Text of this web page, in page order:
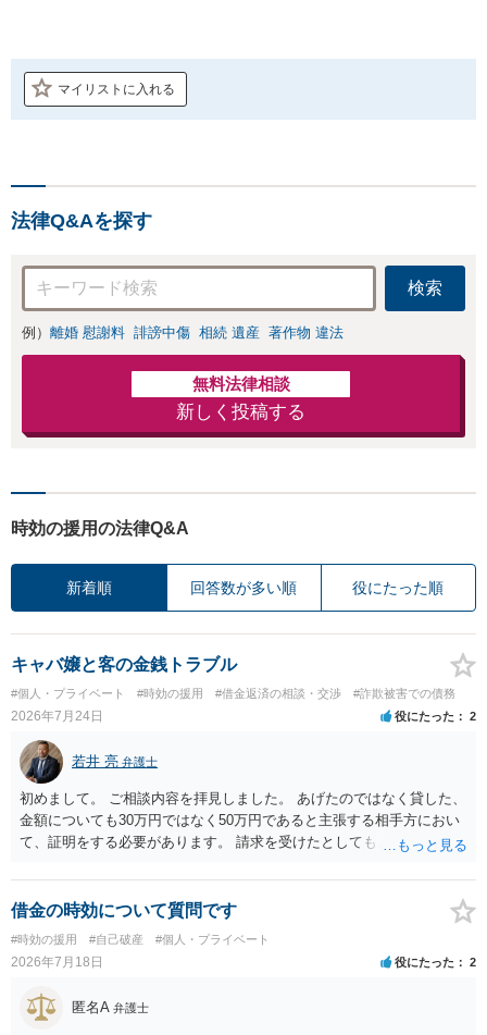
マイリストに入れる
法律Q&Aを探す
検索
例） 離婚 慰謝料 誹謗中傷 相続 遺産 著作物 違法
無料法律相談
新しく投稿する
時効の援用の法律Q&A
新着順 回答数が多い順 役にたった順
キャバ嬢と客の金銭トラブル
#個人・プライベート #時効の援用 #借金返済の相談・交渉 #詐欺被害での債務
2026年7月24日 役にたった 2
若井 亮 弁護士
初めまして。 ご相談内容を拝見しました。 あげたのではなく貸した、
金額についても30万円ではなく50万円であると主張する相手方におい
て、証明をする必要があります。 請求を受けたとしても、もらったも
れることになるでしょう。 請求があるまでは、こちらからアクション
を起こす必要はないかと思います。
借金の時効について質問です
#時効の援用 #自己破産 #個人・プライベート
2026年7月18日 役にたった 2
匿名A 弁護士